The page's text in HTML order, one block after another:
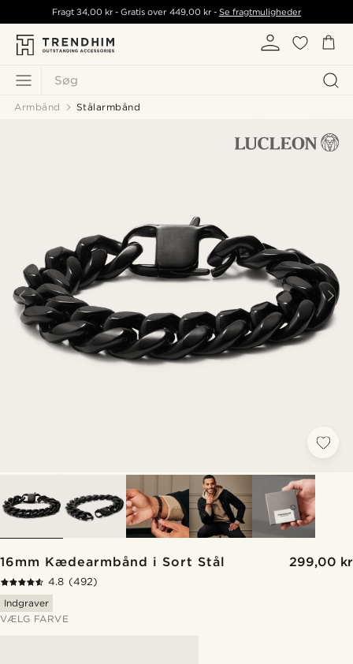
Søg
Fragt34,00 kr - Gratis over 449,00 kr- Se fragtmuligheder
Armbånd Stålarmbånd
16mm Kædearmbånd i Sort Stål 299,00 kr
4.8 (492)
Indgraver
VÆLG FARVE